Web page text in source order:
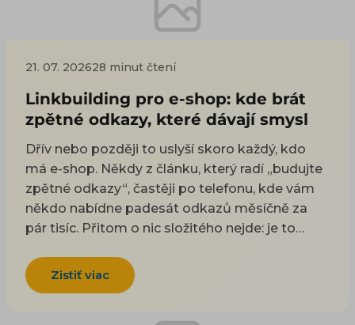
21. 07. 202628 minut čtení
Linkbuilding pro e-shop: kde brát
zpětné odkazy, které dávají smysl
Dřív nebo později to uslyší skoro každý, kdo
má e-shop. Někdy z článku, který radí „budujte
zpětné odkazy“, častěji po telefonu, kde vám
někdo nabídne padesát odkazů měsíčně za
pár tisíc. Přitom o nic složitého nejde: je to
odkazy odjakživa bere jako doporučení — čím
víc důvěryhodných webů na vás ukazuje, tím
Zistiť viac